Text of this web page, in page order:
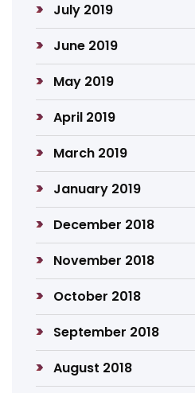
July 2019
June 2019
May 2019
April 2019
March 2019
January 2019
December 2018
November 2018
October 2018
September 2018
August 2018